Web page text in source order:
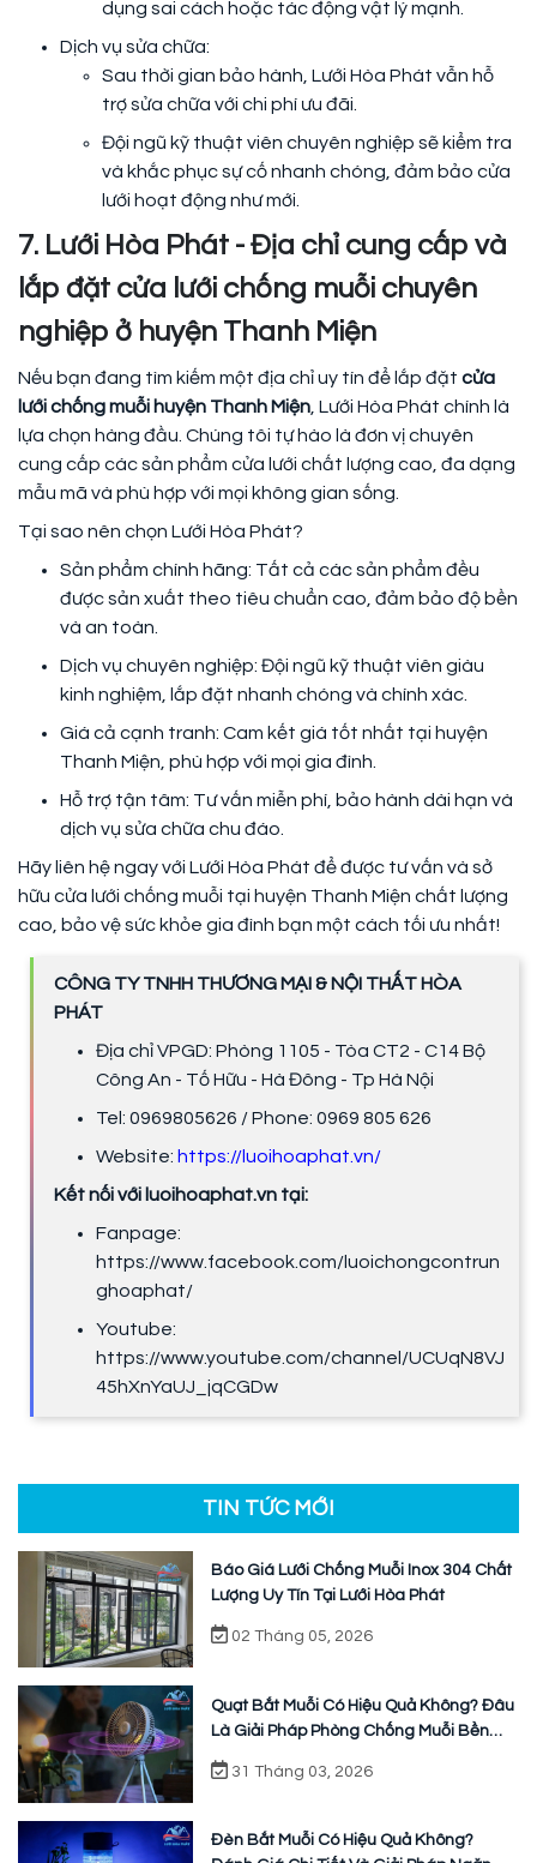
dụng sai cách hoặc tác động vật lý mạnh.
Dịch vụ sửa chữa:
Sau thời gian bảo hành, Lưới Hòa Phát vẫn hỗ
trợ sửa chữa với chi phí ưu đãi.
Đội ngũ kỹ thuật viên chuyên nghiệp sẽ kiểm tra
và khắc phục sự cố nhanh chóng, đảm bảo cửa
lưới hoạt động như mới.
7. Lưới Hòa Phát - Địa chỉ cung cấp và
lắp đặt cửa lưới chống muỗi chuyên
nghiệp ở huyện Thanh Miện
Nếu bạn đang tìm kiếm một địa chỉ uy tín để lắp đặt cửa
lưới chống muỗi huyện Thanh Miện , Lưới Hòa Phát chính là
lựa chọn hàng đầu. Chúng tôi tự hào là đơn vị chuyên
cung cấp các sản phẩm cửa lưới chất lượng cao, đa dạng
mẫu mã và phù hợp với mọi không gian sống.
Tại sao nên chọn Lưới Hòa Phát?
Sản phẩm chính hãng: Tất cả các sản phẩm đều
được sản xuất theo tiêu chuẩn cao, đảm bảo độ bền
và an toàn.
Dịch vụ chuyên nghiệp: Đội ngũ kỹ thuật viên giàu
kinh nghiệm, lắp đặt nhanh chóng và chính xác.
Giá cả cạnh tranh: Cam kết giá tốt nhất tại huyện
Thanh Miện, phù hợp với mọi gia đình.
Hỗ trợ tận tâm: Tư vấn miễn phí, bảo hành dài hạn và
dịch vụ sửa chữa chu đáo.
Hãy liên hệ ngay với Lưới Hòa Phát để được tư vấn và sở
hữu cửa lưới chống muỗi tại huyện Thanh Miện chất lượng
cao, bảo vệ sức khỏe gia đình bạn một cách tối ưu nhất!
CÔNG TY TNHH THƯƠNG MẠI & NỘI THẤT HÒA
PHÁT
Địa chỉ VPGD: Phòng 1105 - Tòa CT2 - C14 Bộ
Công An - Tố Hữu - Hà Đông - Tp Hà Nội
Tel: 0969805626 / Phone: 0969 805 626
Website: https://luoihoaphat.vn/
Kết nối với luoihoaphat.vn tại:
Fanpage:
https://www.facebook.com/luoichongcontrun
ghoaphat/
Youtube:
https://www.youtube.com/channel/UCUqN8VJ
45hXnYaUJ_jqCGDw
TIN TỨC MỚI
Báo Giá Lưới Chống Muỗi Inox 304 Chất
Lượng Uy Tín Tại Lưới Hòa Phát
02 Tháng 05, 2026
Quạt Bắt Muỗi Có Hiệu Quả Không? Đâu
Là Giải Pháp Phòng Chống Muỗi Bền
Vững
31 Tháng 03, 2026
Đèn Bắt Muỗi Có Hiệu Quả Không?